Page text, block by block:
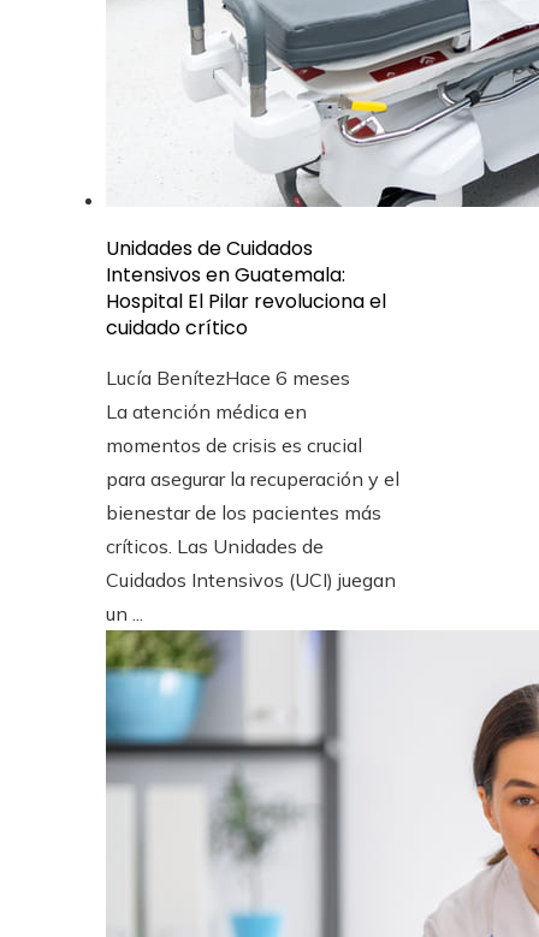
Unidades de Cuidados
Intensivos en Guatemala:
Hospital El Pilar revoluciona el
cuidado crítico
Lucía BenítezHace 6 meses
La atención médica en
momentos de crisis es crucial
para asegurar la recuperación y el
bienestar de los pacientes más
críticos. Las Unidades de
Cuidados Intensivos (UCI) juegan
un ...